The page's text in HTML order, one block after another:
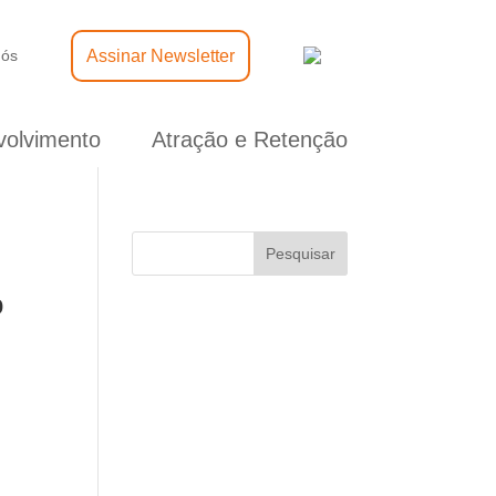
Assinar Newsletter
Atração e Retenção
Pesquisar